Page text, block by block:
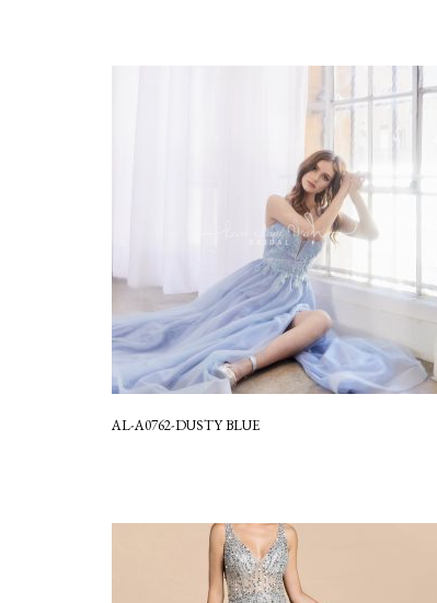
AL-A0762-DUSTY BLUE